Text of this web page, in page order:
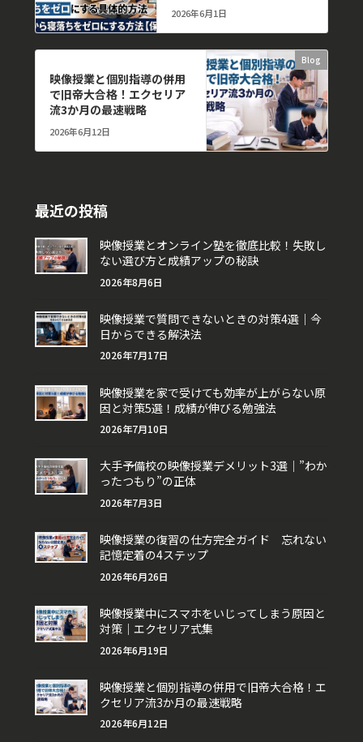
2026年6月1日
Blog
映像授業と個別指導の併用
で旧帝大合格！エクセリア
流3か月の最速戦略
2026年6月12日
最近の投稿
映像授業とオンライン塾を徹底比較！失敗し
ない選び方と成績アップの秘訣
2026年8月6日
映像授業で質問できないときの対策4選｜今
日からできる解決法
2026年7月17日
映像授業を家で受けても効率が上がらない原
因と対策5選！成績が伸びる勉強法
2026年7月10日
大手予備校の映像授業デメリット3選｜”わか
ったつもり”の正体
2026年7月3日
映像授業の復習の仕方完全ガイド 忘れない
記憶定着の4ステップ
2026年6月26日
映像授業中にスマホをいじってしまう原因と
対策｜エクセリア式集
2026年6月19日
映像授業と個別指導の併用で旧帝大合格！エ
クセリア流3か月の最速戦略
2026年6月12日